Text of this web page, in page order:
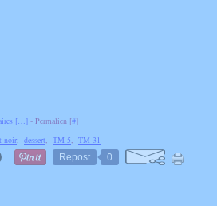
[…] - Permalien [#]
noir, dessert, TM 5, TM 31
Repost
0